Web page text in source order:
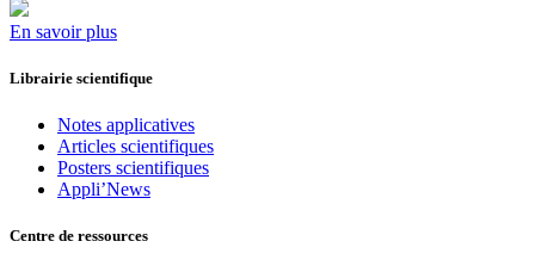
En savoir plus
Librairie scientifique
Notes applicatives
Articles scientifiques
Posters scientifiques
Appli’News
Centre de ressources